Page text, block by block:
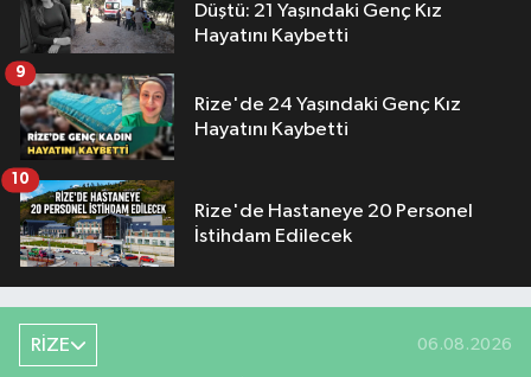
Düştü: 21 Yaşındaki Genç Kız
Hayatını Kaybetti
Rize'de 24 Yaşındaki Genç Kız
Hayatını Kaybetti
9
Rize'de Hastaneye 20 Personel
İstihdam Edilecek
10
RİZE 06.08.2026